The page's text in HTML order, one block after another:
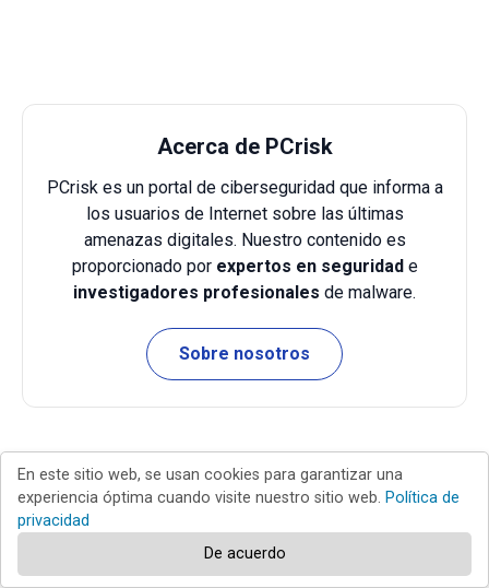
Acerca de PCrisk
PCrisk es un portal de ciberseguridad que informa a
los usuarios de Internet sobre las últimas
amenazas digitales. Nuestro contenido es
proporcionado por expertos en seguridade
investigadores profesionales de malware.
Sobre nosotros
Guías de desinfección en otros idiomas
English
En este sitio web, se usan cookies para garantizar una
experiencia óptima cuando visite nuestro sitio web. Política de
privacidad
De acuerdo